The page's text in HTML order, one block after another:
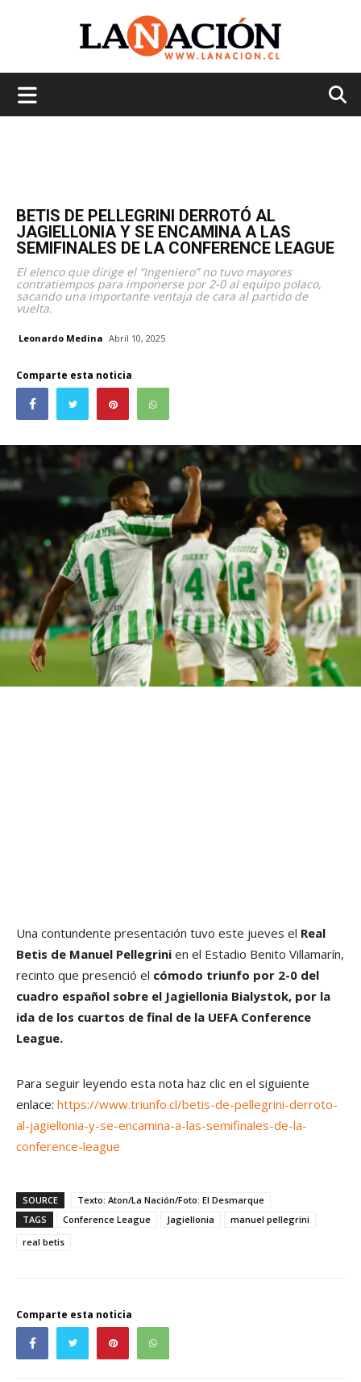
BETIS DE PELLEGRINI DERROTÓ AL
JAGIELLONIA Y SE ENCAMINA A LAS
SEMIFINALES DE LA CONFERENCE LEAGUE
El elenco que dirige el “Ingeniero” no tuvo mayores
contratiempos para imponerse por 2-0 al equipo polaco,
sacando una importante ventaja de cara al partido de
vuelta.
Leonardo Medina Abril 10, 2025
Comparte esta noticia
Una contundente presentación tuvo este jueves el Real
Betis de Manuel Pellegrini en el Estadio Benito Villamarín,
recinto que presenció el cómodo triunfo por 2-0 del
cuadro español sobre el Jagiellonia Bialystok, por la
ida de los cuartos de final de la UEFA Conference
League.
Para seguir leyendo esta nota haz clic en el siguiente
enlace: https://www.triunfo.cl/betis-de-pellegrini-derroto-
al-jagiellonia-y-se-encamina-a-las-semifinales-de-la-
conference-league
SOURCE
Texto: Aton/La Nación/Foto: El Desmarque
TAGS
Conference League Jagiellonia
manuel pellegrini
real betis
Comparte esta noticia